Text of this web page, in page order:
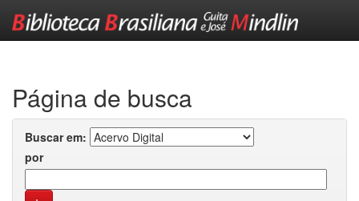
Página de busca
Buscar em:
por